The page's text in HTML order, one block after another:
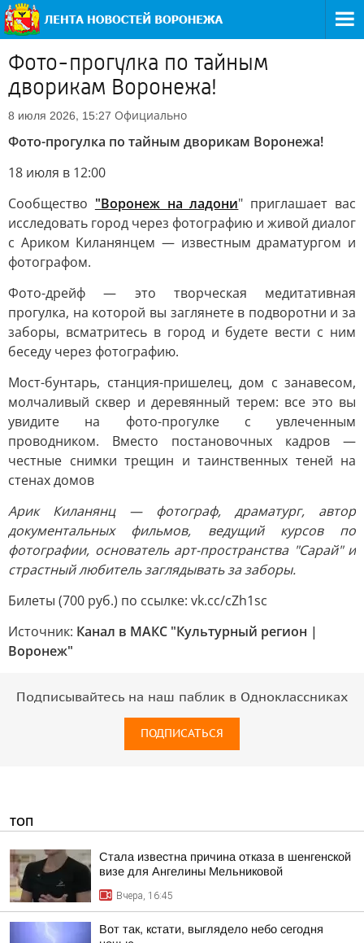
Фото-прогулка по тайным
дворикам Воронежа!
8 июля 2026, 15:27 Официально
Фото-прогулка по тайным дворикам Воронежа!
18 июля в 12:00
Сообщество "Воронеж на ладони" приглашает вас
исследовать город через фотографию и живой диалог
с Ариком Киланянцем — известным драматургом и
фотографом.
Фото-дрейф — это творческая медитативная
прогулка, на которой вы заглянете в подворотни и за
заборы, всматритесь в город и будете вести с ним
беседу через фотографию.
Мост-бунтарь, станция-пришелец, дом с занавесом,
молчаливый сквер и деревянный терем: все это вы
увидите на фото-прогулке с увлеченным
проводником. Вместо постановочных кадров —
честные снимки трещин и таинственных теней на
стенах домов
Арик Киланянц — фотограф, драматург, автор
документальных фильмов, ведущий курсов по
фотографии, основатель арт-пространства "Сарай" и
страстный любитель заглядывать за заборы.
Билеты (700 руб.) по ссылке: vk.cc/cZh1sc
Источник: Канал в МАКС "Культурный регион |
Воронеж"
Подписывайтесь на наш паблик в Одноклассниках
ПОДПИСАТЬСЯ
ТОП
Стала известна причина отказа в шенгенской
визе для Ангелины Мельниковой
Вчера, 16:45
Вот так, кстати, выглядело небо сегодня